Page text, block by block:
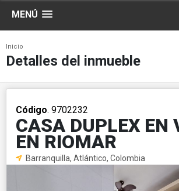
MENÚ
Inicio
Detalles del inmueble
Código. 9702232
CASA DUPLEX EN
EN RIOMAR
Barranquilla, Atlántico, Colombia